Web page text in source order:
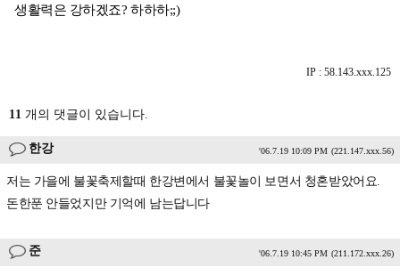
생활력은 강하겠죠? 하하하;;)
IP : 58.143.xxx.125
11 개의 댓글이 있습니다.
한강 '06.7.19 10:09 PM (221.147.xxx.56)
저는 가을에 불꽃축제할때 한강변에서 불꽃놀이 보면서 청혼받았어요.
돈한푼 안들었지만 기억에 남는답니다
준 '06.7.19 10:45 PM (211.172.xxx.26)